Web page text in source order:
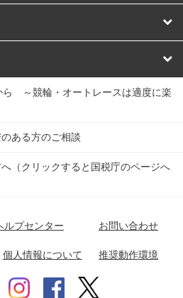
場 取手競輪場 宇都宮競輪場
輪場 大垣競輪場 豊橋競輪場
場 四日市競輪場
場 向日町競輪場
ら ～競輪・オートレースは適度に楽
ある方のご相談
（クリックすると国税庁のページへ
ルプセンター お問い合わせ
個人情報について 推奨動作環境